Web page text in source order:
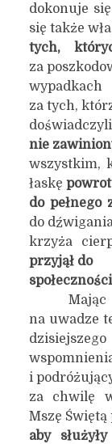
dokonuje
się także
tych,
za
za tych,
nie
wszystkim,
łaskę
do pełnego
do
krzyża
przyjął do
Mając
na uwadze
dzisiejszego
i
za chwilę
Mszę Świętą
aby